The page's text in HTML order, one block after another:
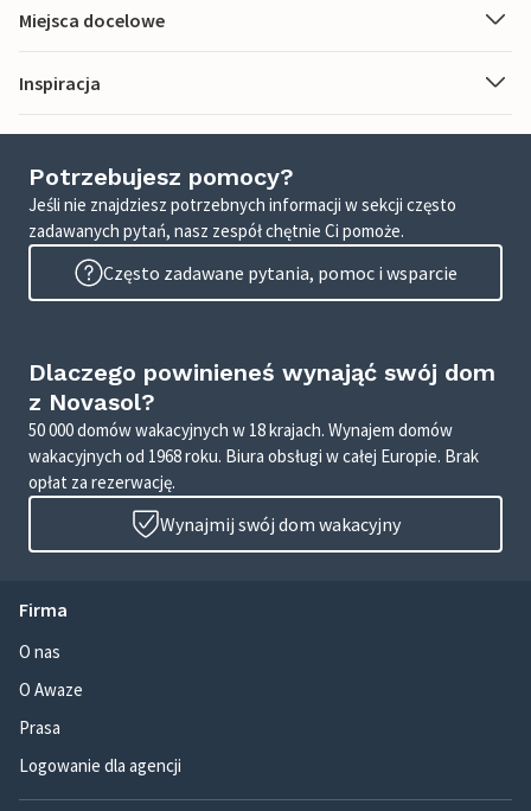
Miejsca docelowe
Inspiracja
Potrzebujesz pomocy?
Jeśli nie znajdziesz potrzebnych informacji w sekcji często
zadawanych pytań, nasz zespół chętnie Ci pomoże.
Często zadawane pytania, pomoc i wsparcie
Dlaczego powinieneś wynająć swój dom
z Novasol?
50 000 domów wakacyjnych w 18 krajach. Wynajem domów
wakacyjnych od 1968 roku. Biura obsługi w całej Europie. Brak
opłat za rezerwację.
Wynajmij swój dom wakacyjny
Firma
O nas
O Awaze
Prasa
Logowanie dla agencji